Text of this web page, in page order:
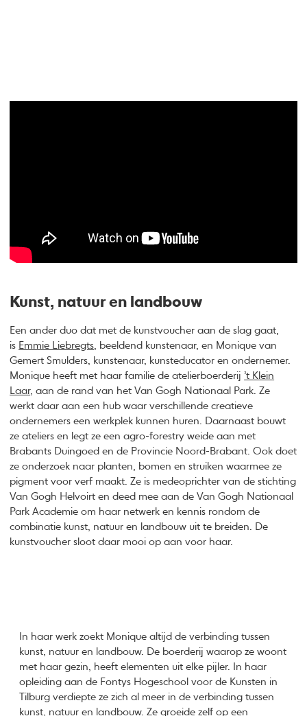
Kunst, natuur en landbouw
Een ander duo dat met de kunstvoucher aan de slag gaat,
is Emmie Liebregts , beeldend kunstenaar, en Monique van
Gemert Smulders, kunstenaar, kunsteducator en ondernemer.
Monique heeft met haar familie de atelierboerderij ’t Klein
Laar, aan de rand van het Van Gogh Nationaal Park. Ze
werkt daar aan een hub waar verschillende creatieve
ondernemers een werkplek kunnen huren. Daarnaast bouwt
ze ateliers en legt ze een agro-forestry weide aan met
Brabants Duingoed en de Provincie Noord-Brabant. Ook doet
ze onderzoek naar planten, bomen en struiken waarmee ze
pigment voor verf maakt. Ze is medeoprichter van de stichting
Van Gogh Helvoirt en deed mee aan de Van Gogh Nationaal
Park Academie om haar netwerk en kennis rondom de
combinatie kunst, natuur en landbouw uit te breiden. De
kunstvoucher sloot daar mooi op aan voor haar.
In haar werk zoekt Monique altijd de verbinding tussen
kunst, natuur en landbouw. De boerderij waarop ze woont
met haar gezin, heeft elementen uit elke pijler. In haar
opleiding aan de Fontys Hogeschool voor de Kunsten in
Tilburg verdiepte ze zich al meer in de verbinding tussen
kunst, natuur en landbouw. Ze groeide zelf op een